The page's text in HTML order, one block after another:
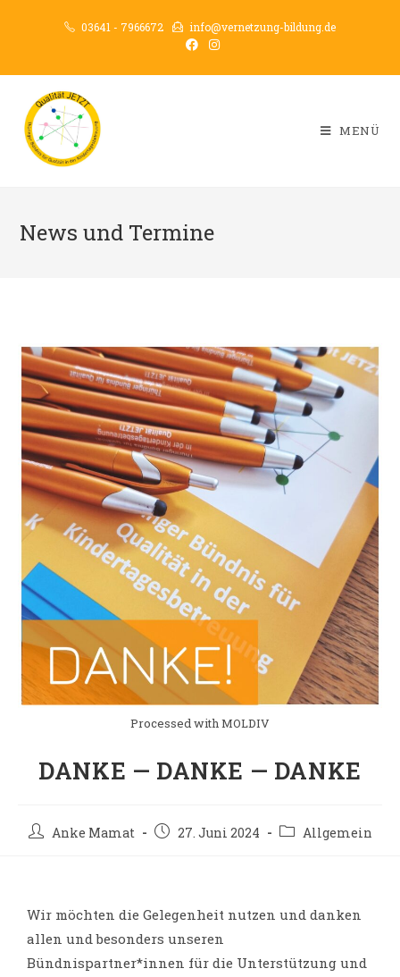
03641 - 7966672 info@vernetzung-bildung.de
MENÜ
News und Termine
Processed with MOLDIV
DANKE — DANKE — DANKE
Anke Mamat 27. Juni 2024 Allgemein
Wir möchten die Gelegenheit nutzen und danken
allen und besonders unseren
Bündnispartner*innen für die Unterstützung und